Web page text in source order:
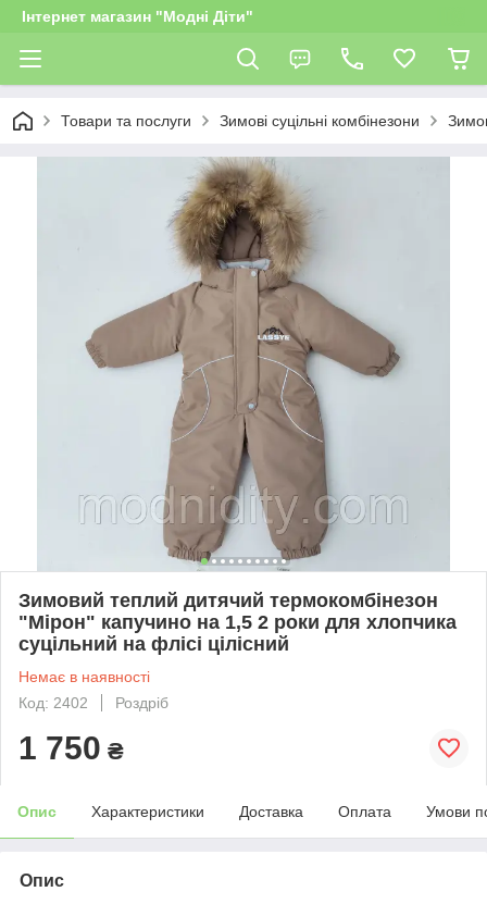
Інтернет магазин "Модні Діти"
Товари та послуги Зимові суцільні комбінезони
Зимовий теплий дитячий термокомбінезон
"Мірон" капучино на 1,5 2 роки для хлопчика
суцільний на флісі цілісний
Немає в наявності
Код: 2402
Роздріб
1 750 ₴
Опис Характеристики Доставка Оплата Умови
Опис